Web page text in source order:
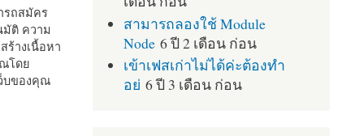
รถสมัคร
มัติ ความ
ร้างเนื้อหา
ณโดย
บของคุณ
สามารถลองใช้ Module
Node 6 ปี 2 เดือน ก่อน
เข้าเฟสเก่าไม่ได้ค่ะต้องทำ
อย่ 6 ปี 3 เดือน ก่อน